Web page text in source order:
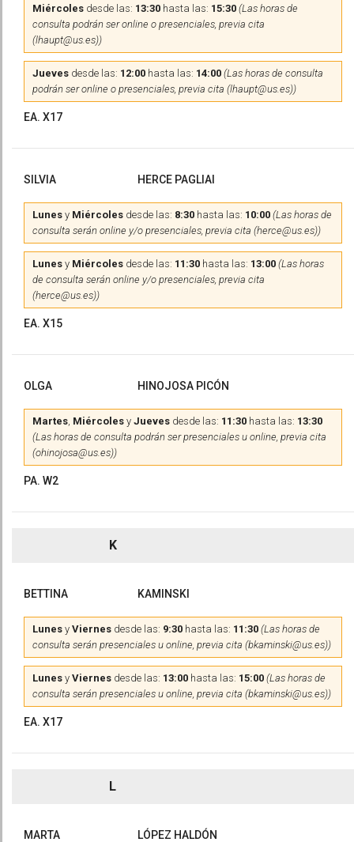
Miércoles desde las: 13:30 hasta las: 15:30 (Las horas de
consulta podrán ser online o presenciales, previa cita
(lhaupt@us.es))
Jueves desde las: 12:00 hasta las: 14:00 (Las horas de consulta
podrán ser online o presenciales, previa cita (lhaupt@us.es))
EA. X17
SILVIA HERCE PAGLIAI
Lunes y Miércoles desde las: 8:30 hasta las: 10:00 (Las horas de
consulta serán online y/o presenciales, previa cita (herce@us.es))
Lunes y Miércoles desde las: 11:30 hasta las: 13:00 (Las horas
de consulta serán online y/o presenciales, previa cita
(herce@us.es))
EA. X15
OLGA HINOJOSA PICÓN
Martes, Miércoles y Jueves desde las: 11:30 hasta las: 13:30
(Las horas de consulta podrán ser presenciales u online, previa cita
(ohinojosa@us.es))
PA. W2
K
BETTINA KAMINSKI
Lunes y Viernes desde las: 9:30 hasta las: 11:30 (Las horas de
consulta serán presenciales u online, previa cita (bkaminski@us.es))
Lunes y Viernes desde las: 13:00 hasta las: 15:00 (Las horas de
consulta serán presenciales u online, previa cita (bkaminski@us.es))
EA. X17
L
MARTA LÓPEZ HALDÓN